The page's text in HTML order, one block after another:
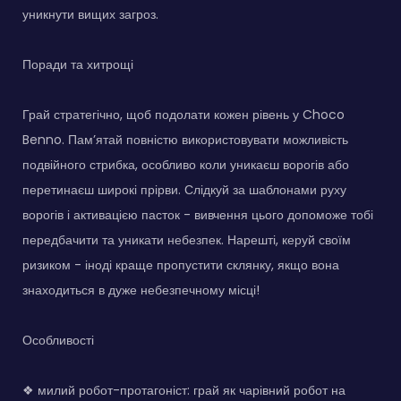
уникнути вищих загроз.
Поради та хитрощі
Грай стратегічно, щоб подолати кожен рівень у Choco
Benno. Пам’ятай повністю використовувати можливість
подвійного стрибка, особливо коли уникаєш ворогів або
перетинаєш широкі прірви. Слідкуй за шаблонами руху
ворогів і активацією пасток - вивчення цього допоможе тобі
передбачити та уникати небезпек. Нарешті, керуй своїм
ризиком - іноді краще пропустити склянку, якщо вона
знаходиться в дуже небезпечному місці!
Особливості
❖ милий робот-протагоніст: грай як чарівний робот на